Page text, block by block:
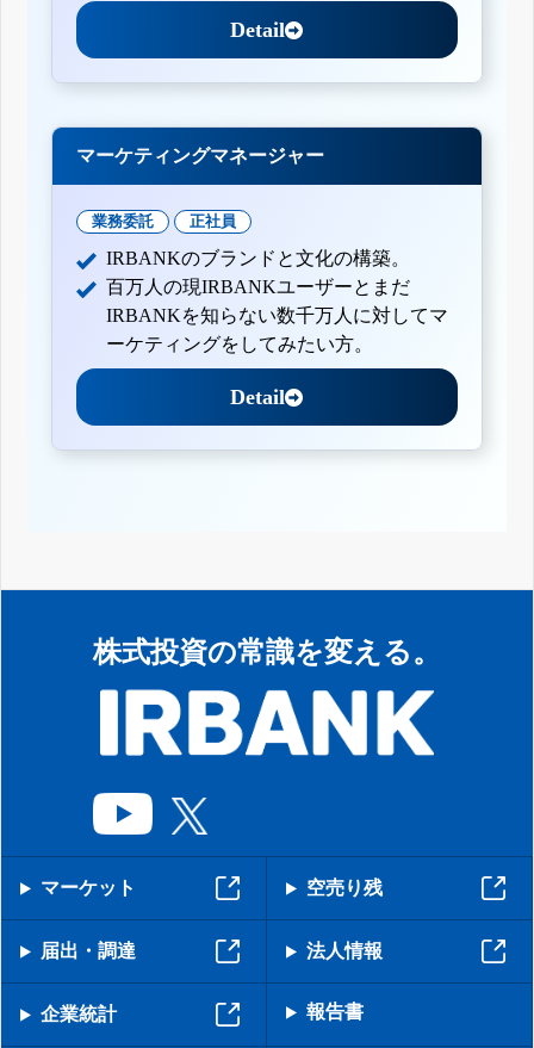
Detail
マーケティングマネージャー
業務委託 正社員
IRBANKのブランドと文化の構築。
百万人の現IRBANKユーザーとまだ
IRBANKを知らない数千万人に対してマ
ーケティングをしてみたい方。
Detail
株式投資の常識を変える。
マーケット 空売り残
届出・調達 法人情報
企業統計 報告書